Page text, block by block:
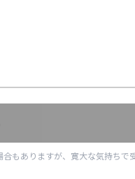
もありますが、寛大な気持ちで